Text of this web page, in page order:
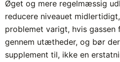
Øget og mere regelmæssig
reducere niveauet
problemet varigt, hvis
gennem utætheder, og bør
supplement til, ikke en